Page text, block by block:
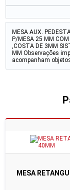
MESA AUX.
P/MESA 25 MM
,COSTA DE 3MM
MM Observações
acompanham
MESA